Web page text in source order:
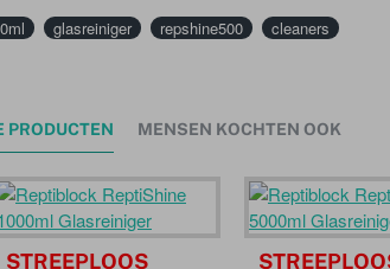
glasreiniger repshine500 cleaners
PRODUCTEN MENSEN KOCHTEN OOK
STREEPLOOS